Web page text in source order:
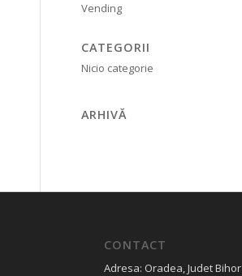
Vending
CATEGORII
Nicio categorie
ARHIVĂ
CONTACT
Adresa: Oradea, Judet Bihor